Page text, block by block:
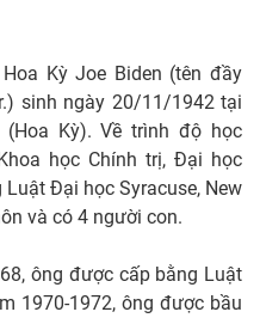
Kỳ Joe Biden (tên đầy
sinh ngày 20/11/1942 tại
(Hoa Kỳ). Về trình độ học
học Chính trị, Đại học
Đại học Syracuse, New
và có 4 người con.
ông được cấp bằng Luật
1970-1972, ông được bầu